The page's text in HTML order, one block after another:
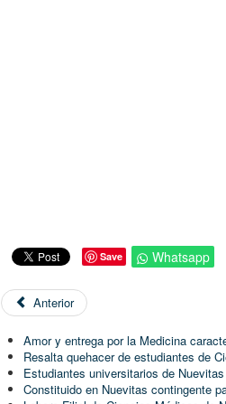
Save Whatsapp
Anterior
Amor y entrega por la Medicina
Resalta quehacer de estudiantes de
Estudiantes universitarios de
Constituido en Nuevitas contingente